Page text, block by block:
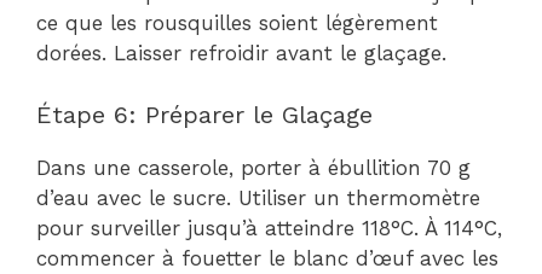
ce que les rousquilles soient légèrement
dorées. Laisser refroidir avant le glaçage.
Étape 6: Préparer le Glaçage
Dans une casserole, porter à ébullition 70 g
d’eau avec le sucre. Utiliser un thermomètre
pour surveiller jusqu’à atteindre 118°C. À 114°C,
commencer à fouetter le blanc d’œuf avec les